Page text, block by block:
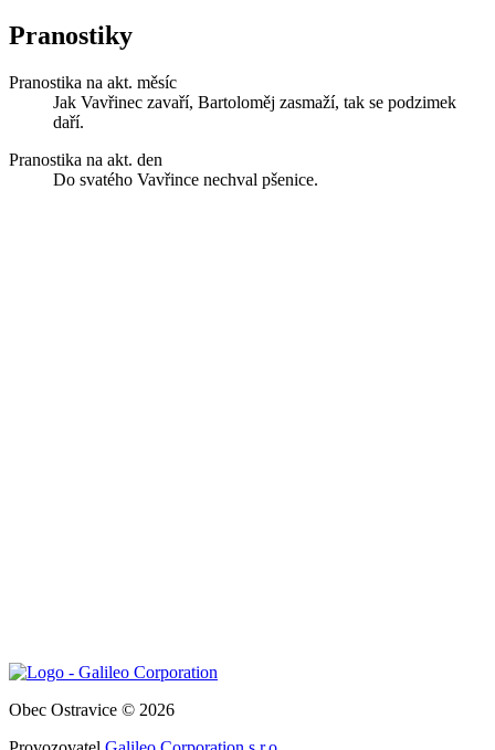
Pranostiky
Pranostika na akt. měsíc
Jak Vavřinec zavaří, Bartoloměj zasmaží, tak se podzimek
daří.
Pranostika na akt. den
Do svatého Vavřince nechval pšenice.
Obec Ostravice © 2026